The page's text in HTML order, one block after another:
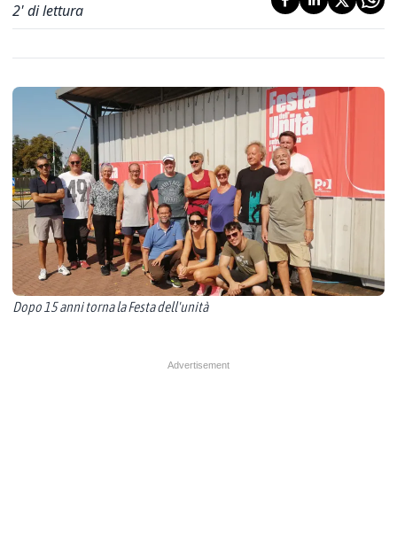
2' di lettura
Dopo 15 anni torna la Festa dell'unità